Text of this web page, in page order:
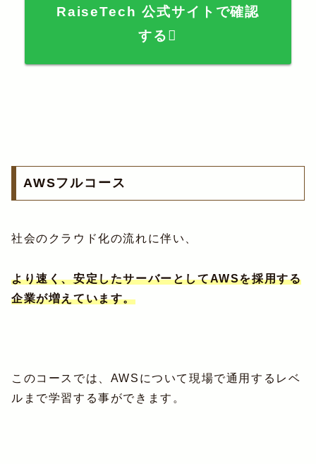
RaiseTech 公式サイトで確認
する
AWSフルコース
社会のクラウド化の流れに伴い、
より速く、安定したサーバーとしてAWSを採用する
企業が増えています。
このコースでは、AWSについて現場で通用するレベ
ルまで学習する事ができます。